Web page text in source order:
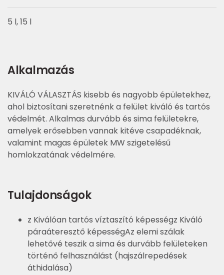
5 l, 15 l
Alkalmazás
KIVÁLÓ VÁLASZTÁS kisebb és nagyobb épületekhez,
ahol biztosítani szeretnénk a felület kiváló és tartós
védelmét. Alkalmas durvább és sima felületekre,
amelyek erősebben vannak kitéve csapadéknak,
valamint magas épületek MW szigetelésű
homlokzatának védelmére.
Tulajdonságok
z Kiválóan tartós víztaszító képességz Kiváló
páraáteresztő képességAz elemi szálak
lehetővé teszik a sima és durvább felületeken
történő felhasználást (hajszálrepedések
áthidalása)